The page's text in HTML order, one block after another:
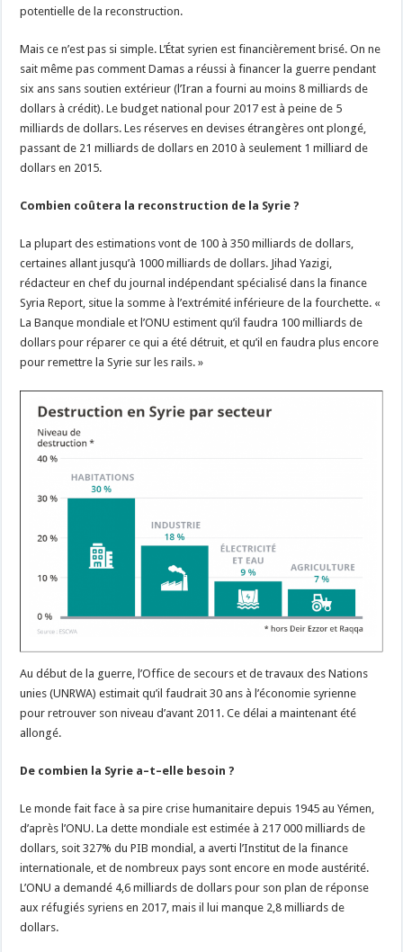
potentielle de la reconstruction.
Mais ce n’est pas si simple. L’État syrien est financièrement brisé. On ne
sait même pas comment Damas a réussi à financer la guerre pendant
six ans sans soutien extérieur (l’Iran a fourni au moins 8 milliards de
dollars à crédit). Le budget national pour 2017 est à peine de 5
milliards de dollars. Les réserves en devises étrangères ont plongé,
passant de 21 milliards de dollars en 2010 à seulement 1 milliard de
dollars en 2015.
Combien coûtera la reconstruction de la Syrie ?
La plupart des estimations vont de 100 à 350 milliards de dollars,
certaines allant jusqu’à 1000 milliards de dollars. Jihad Yazigi,
rédacteur en chef du journal indépendant spécialisé dans la finance
Syria Report, situe la somme à l’extrémité inférieure de la fourchette. «
La Banque mondiale et l’ONU estiment qu’il faudra 100 milliards de
dollars pour réparer ce qui a été détruit, et qu’il en faudra plus encore
pour remettre la Syrie sur les rails. »
Au début de la guerre, l’Office de secours et de travaux des Nations
unies (UNRWA) estimait qu’il faudrait 30 ans à l’économie syrienne
pour retrouver son niveau d’avant 2011. Ce délai a maintenant été
allongé.
De combien la Syrie a–t–elle besoin ?
Le monde fait face à sa pire crise humanitaire depuis 1945 au Yémen,
d’après l’ONU. La dette mondiale est estimée à 217 000 milliards de
dollars, soit 327% du PIB mondial, a averti l’Institut de la finance
internationale, et de nombreux pays sont encore en mode austérité.
L’ONU a demandé 4,6 milliards de dollars pour son plan de réponse
aux réfugiés syriens en 2017, mais il lui manque 2,8 milliards de
dollars.